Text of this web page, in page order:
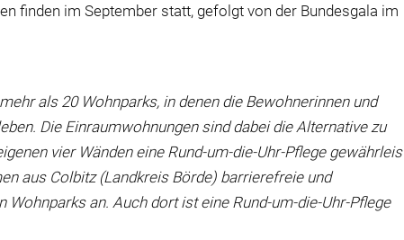
finden im September statt, gefolgt von der Bundesgala im
als 20 Wohnparks, in denen die Bewohnerinnen und
Die Einraumwohnungen sind dabei die Alternative zu
vier Wänden eine Rund-um-die-Uhr-Pflege
aus Colbitz (Landkreis Börde) barrierefreie und
an. Auch dort ist eine Rund-um-die-Uhr-Pflege